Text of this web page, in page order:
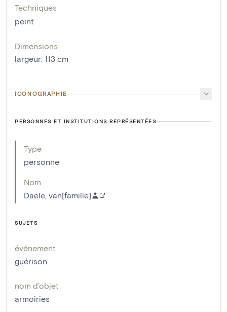
Techniques
peint
Dimensions
largeur: 113 cm
ICONOGRAPHIE
PERSONNES ET INSTITUTIONS REPRÉSENTÉES
Type
personne
Nom
Daele, van[familie]
SUJETS
événement
guérison
nom d'objet
armoiries